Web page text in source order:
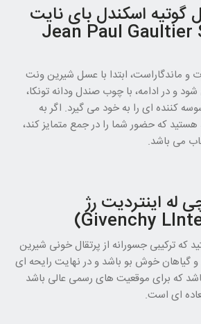
گوتیه اسکندل بای نایت
(Jean Paul Gaultier
و ماندگاراست، ابتدا با عسل شیرین ونت
و در ادامه، با چوب صندل ودانه تونکا،
کننده ای را به خود می گیرد. اگر به
هستید که حضور شما را در جمع متمایز کند،
می باشد.
له اینتردیت رژ
که ترکیبی جسورانه از پرتقال خونی شیرین
و گیاهان خوش بو باشد و در نهایت رایحه ای
که برای موقعیت های رسمی عالی باشد
ای است.